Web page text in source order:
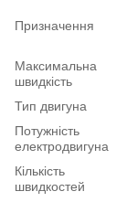
Призначення
Максимальна
швидкість
Тип двигуна
Потужність
електродвигуна
Кількість
швидкостей